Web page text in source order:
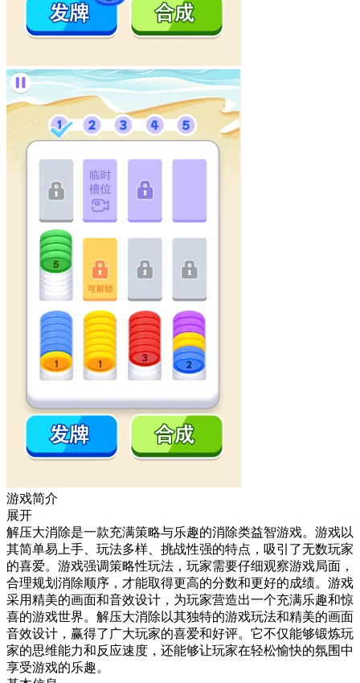
游戏简介
展开
解压大消除是一款充满策略与乐趣的消除类益智游戏。游戏以
其简单易上手、玩法多样、挑战性强的特点，吸引了无数玩家
的喜爱。游戏强调策略性玩法，玩家需要仔细观察游戏局面，
合理规划消除顺序，才能取得更高的分数和更好的成绩。游戏
采用精美的画面和音效设计，为玩家营造出一个充满乐趣和惊
喜的游戏世界。解压大消除以其独特的游戏玩法和精美的画面
音效设计，赢得了广大玩家的喜爱和好评。它不仅能够锻炼玩
家的思维能力和反应速度，还能够让玩家在轻松愉快的氛围中
享受游戏的乐趣。